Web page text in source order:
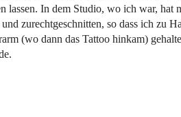
lassen. In dem Studio, wo ich war, hat
zurechtgeschnitten, so dass ich zu
(wo dann das Tattoo hinkam)